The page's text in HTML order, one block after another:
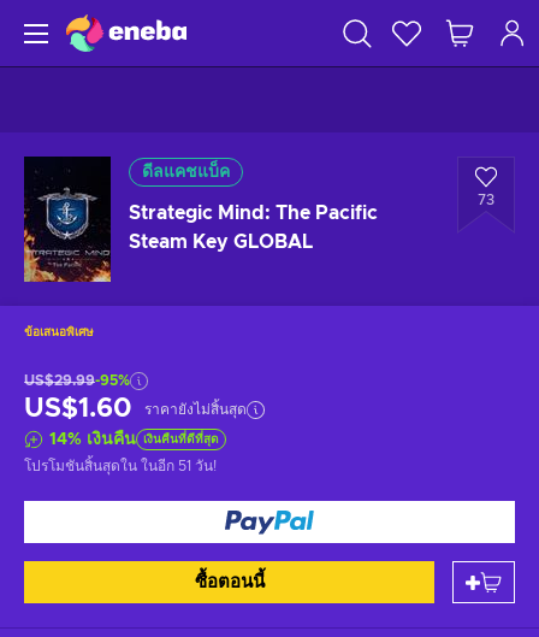
ดีลแคชแบ็ค
Strategic Mind: The Pacific
Steam Key GLOBAL
73
ข้อเสนอพิเศษ
US$29.99-95%
US$1.60 ราคายังไม่สิ้นสุด
14% เงินคืน เงินคืนที่ดีที่สุด
โปรโมชันสิ้นสุดใน ในอีก 51 วัน!
ซื้อตอนนี้